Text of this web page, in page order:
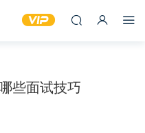
些面试技巧